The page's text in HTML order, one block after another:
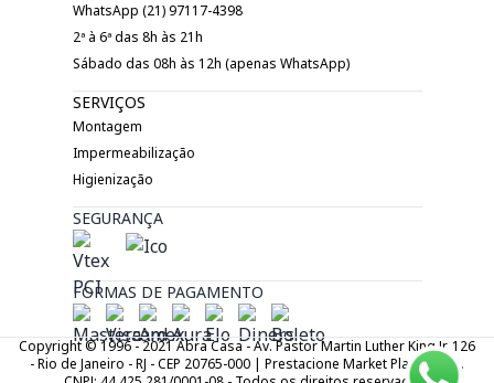
WhatsApp (21) 97117-4398
2ª à 6ª das 8h às 21h
Sábado das 08h às 12h (apenas WhatsApp)
SERVIÇOS
Montagem
Impermeabilização
Higienização
SEGURANÇA
FORMAS DE PAGAMENTO
Copyright © 1996 - 2021 Abra Casa - Av. Pastor Martin Luther King Jr. 126
- Rio de Janeiro - RJ - CEP 20765-000 | Prestacione Market Place LTDA.